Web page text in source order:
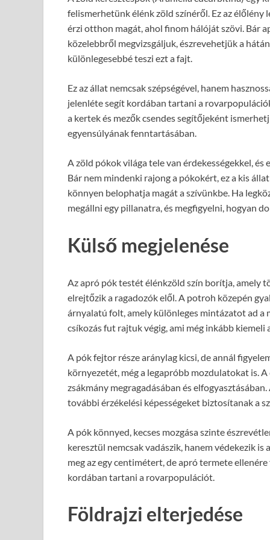
felismerhetünk élénk zöld színéről. Ez az élőlény
érzi otthon magát, ahol finom hálóját szövi. Bár
közelebbről megvizsgáljuk, észrevehetjük a
különlegesebbé teszi ezt a fajt.
Ez az állat nemcsak szépségével, hanem
jelenléte segít kordában tartani a
a kertek és mezők csendes segítőjeként
egyensúlyának fenntartásában.
A zöld pókok világa tele van érdekességekkel,
Bár nem mindenki rajong a pókokért, ez a kis
könnyen belophatja magát a szívünkbe. Ha
megállni egy pillanatra, és megfigyelni, hogyan
Külső megjelenése
Az apró pók testét élénkzöld szín borítja, amely
elrejtőzik a ragadozók elől. A potroh közepén
árnyalatú folt, amely különleges mintázatot ad a
csíkozás fut rajtuk végig, ami még inkább kiemeli
A pók fejtor része aránylag kicsi, de annál
környezetét, még a legapróbb mozdulatokat is.
zsákmány megragadásában és
további érzékelési képességeket biztosítanak a
A pók könnyed, kecses mozgása szinte
keresztül nemcsak vadászik, hanem védekezik
meg az egy centimétert, de apró termete
kordában tartani a rovarpopulációt.
Földrajzi elterjedése